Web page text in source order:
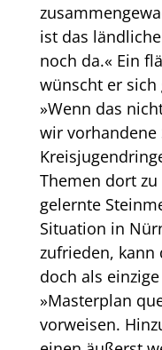
ist das
noch da.« Ein
wünscht er sich
»Wenn das
wir vorhandene
Themen dort
gelernte
Situation in
zufrieden, kann
doch als
»Masterplan
vorweisen.